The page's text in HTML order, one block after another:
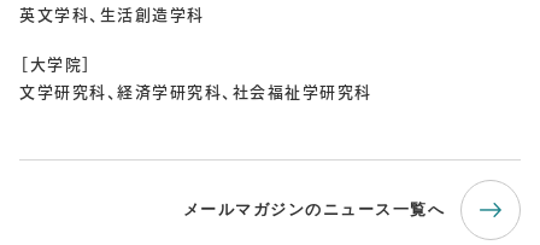
英文学科、生活創造学科
［大学院］
文学研究科、経済学研究科、社会福祉学研究科
メールマガジンのニュース一覧へ